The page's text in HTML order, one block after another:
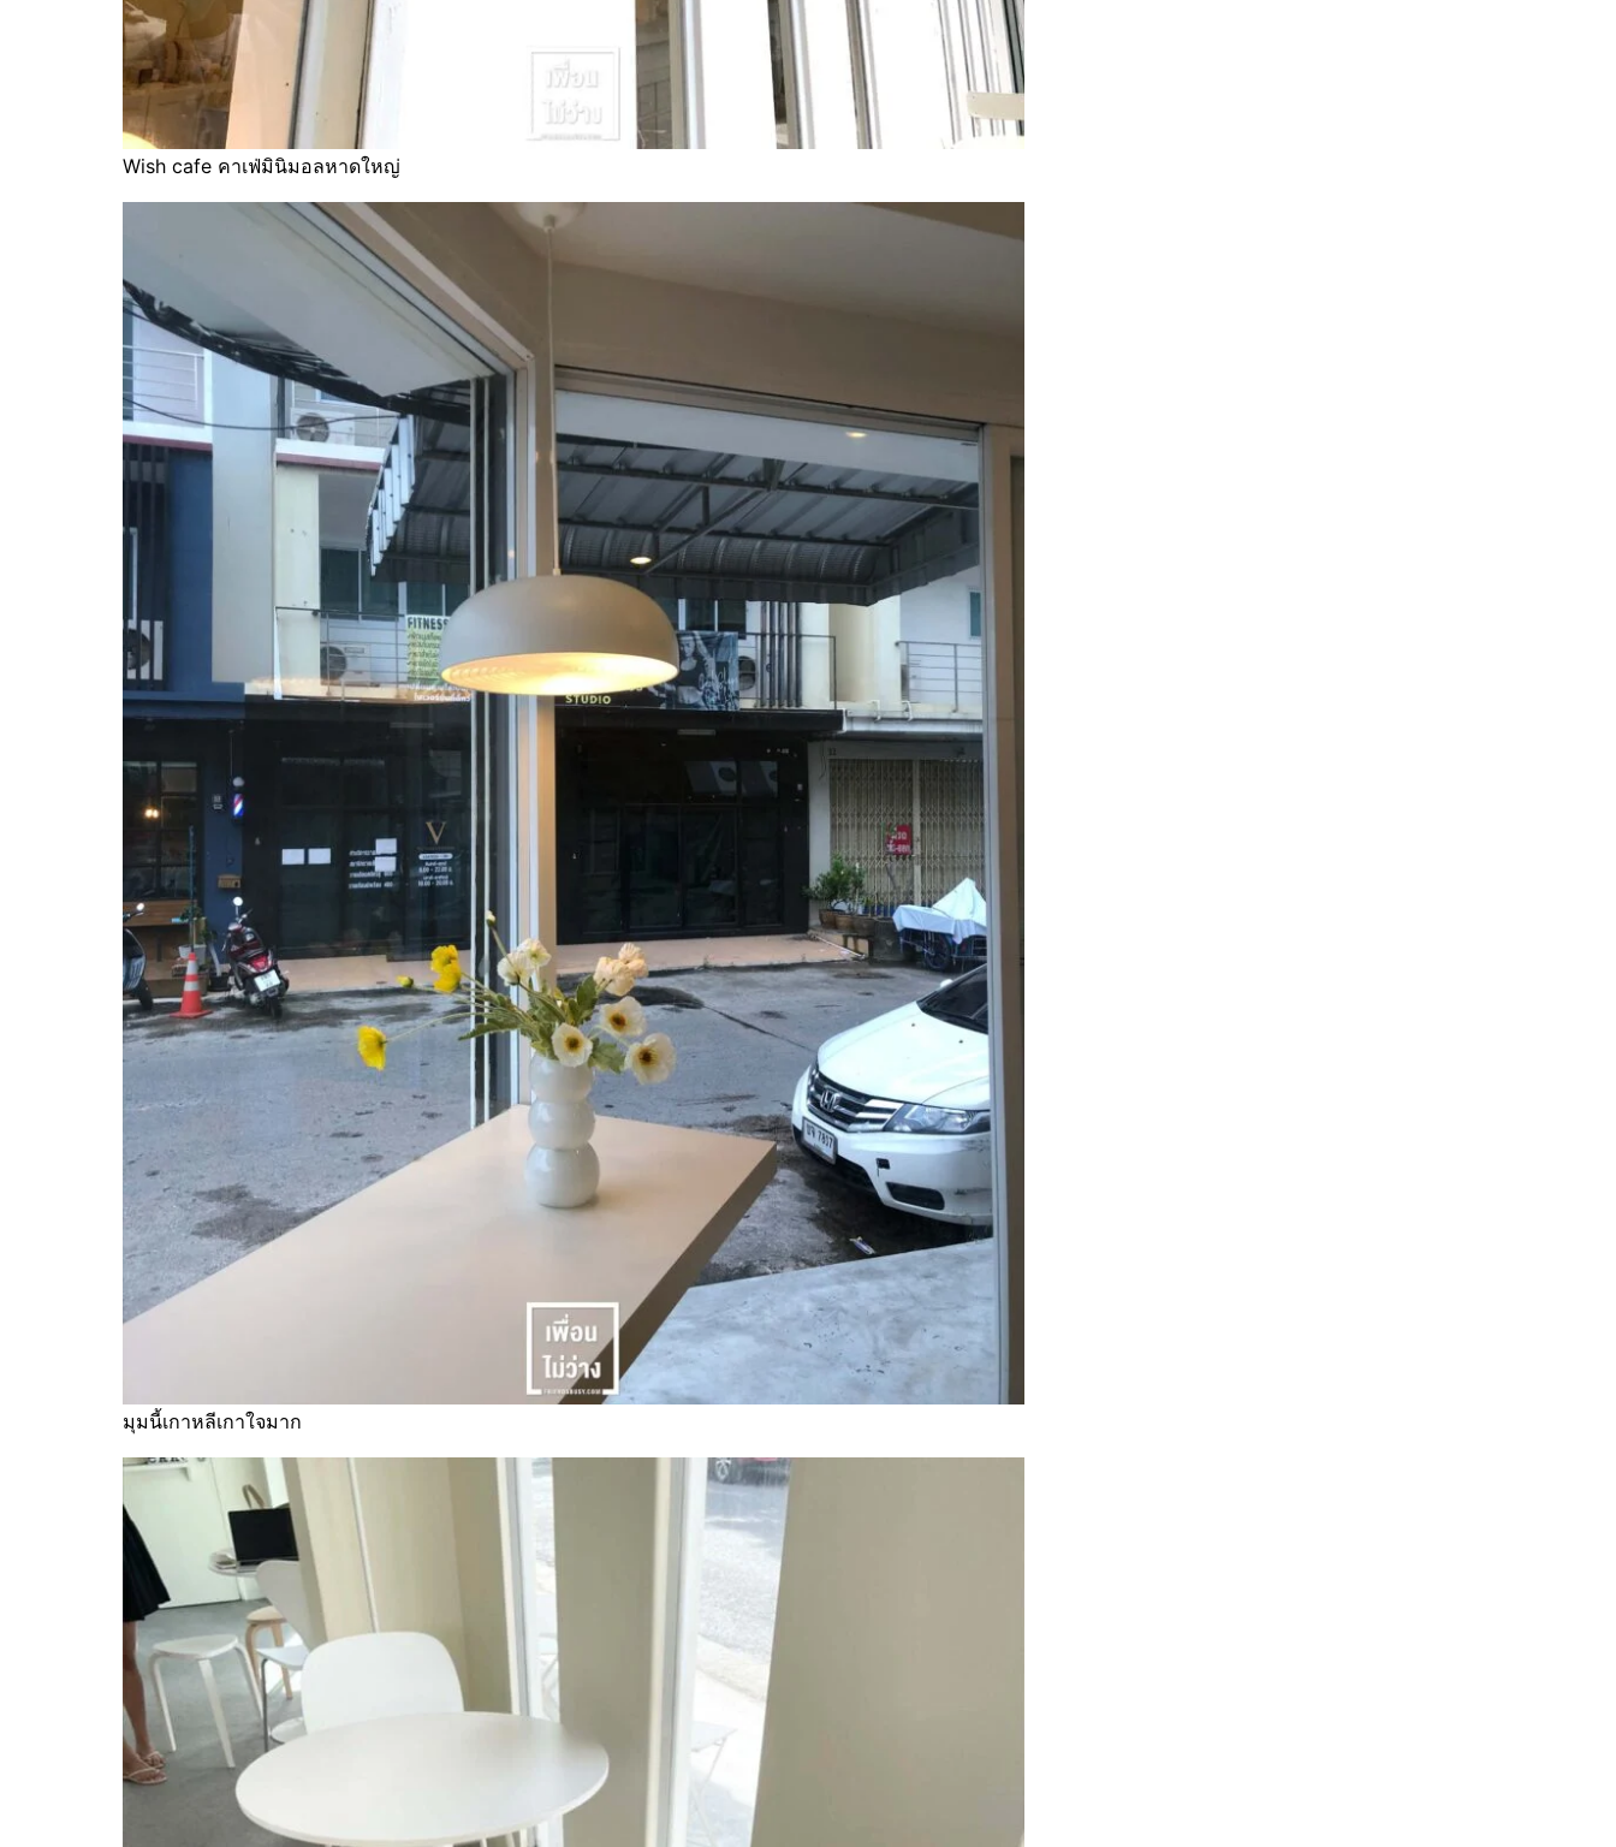
Wish cafe คาเฟ่มินิมอลหาดใหญ่
มุมนี้เกาหลีเกาใจมาก